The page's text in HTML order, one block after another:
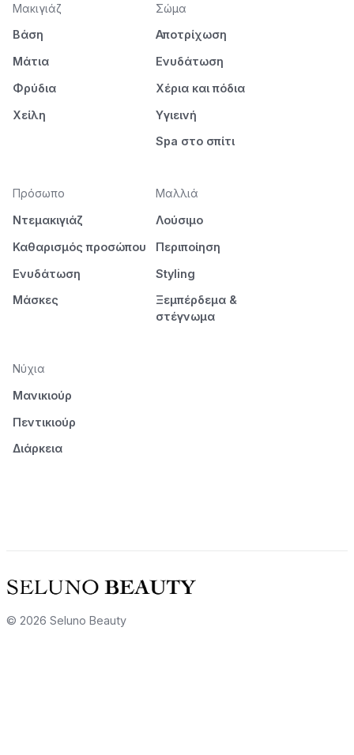
Μακιγιάζ
Βάση
Μάτια
Φρύδια
Χείλη
Σώμα
Αποτρίχωση
Ενυδάτωση
Χέρια και πόδια
Υγιεινή
Spa στο σπίτι
Πρόσωπο
Ντεμακιγιάζ
Καθαρισμός προσώπου
Ενυδάτωση
Μάσκες
Μαλλιά
Λούσιμο
Περιποίηση
Styling
Ξεμπέρδεμα &
στέγνωμα
Νύχια
Μανικιούρ
Πεντικιούρ
Διάρκεια
© 2026 Seluno Beauty